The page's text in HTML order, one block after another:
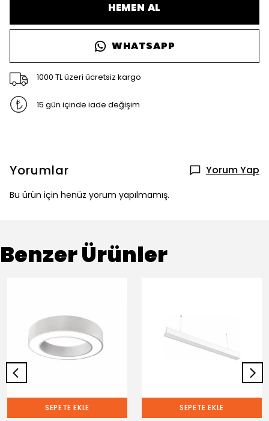
HEMEN AL
WHATSAPP
1000 TL üzeri ücretsiz kargo
15 gün içinde iade değişim
Yorumlar Yorum Yap
Bu ürün için henüz yorum yapılmamış.
Benzer Ürünler
SEPETE EKLE SEPETE EKLE